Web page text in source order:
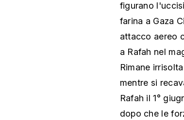
figurano
farina a Gaza
attacco aereo
a Rafah nel
Rimane
mentre si
Rafah il 1°
dopo che le